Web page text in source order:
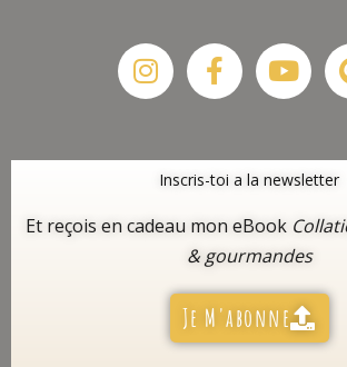
InstagramFacebook-
f
Inscris-toi a la newsletter
Et reçois en cadeau mon eBook
& gourmandes
Je M'abonne